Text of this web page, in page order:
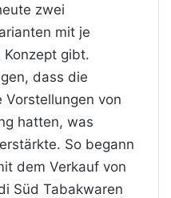
zwei
mit je
gibt.
dass die
Vorstellungen von
hatten, was
So begann
dem Verkauf von
Süd Tabakwaren